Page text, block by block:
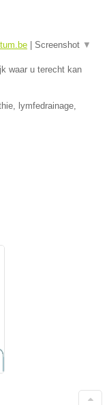
Screenshot ▼
waar u terecht kan
lymfedrainage,